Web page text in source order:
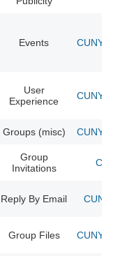
Events CUNY
User
Experience
CUNY
Groups (misc) CUNY
Group
Invitations
Reply By Email
Group Files CUNY